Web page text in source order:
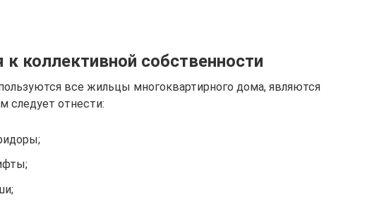
к коллективной собственности
все жильцы многоквартирного дома, являются
следует отнести: